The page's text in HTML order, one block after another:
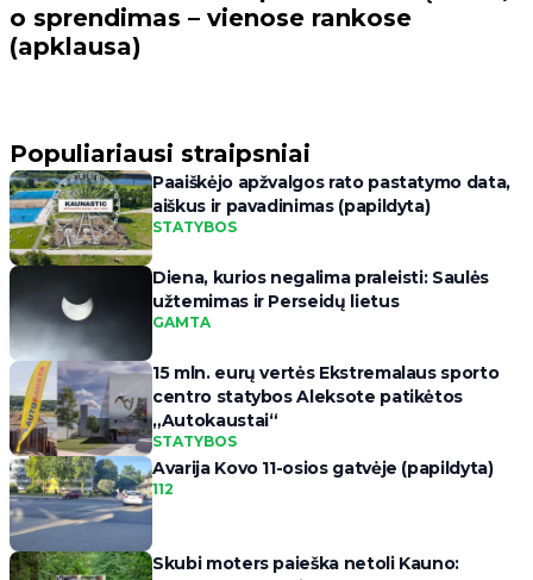
o sprendimas – vienose rankose
(apklausa)
Populiariausi straipsniai
Paaiškėjo apžvalgos rato pastatymo data,
aiškus ir pavadinimas (papildyta)
STATYBOS
Diena, kurios negalima praleisti: Saulės
užtemimas ir Perseidų lietus
GAMTA
15 mln. eurų vertės Ekstremalaus sporto
centro statybos Aleksote patikėtos
„Autokaustai“
STATYBOS
Avarija Kovo 11-osios gatvėje (papildyta)
112
Skubi moters paieška netoli Kauno: